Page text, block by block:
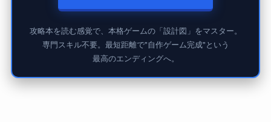
攻略本を読む感覚で、本格ゲームの「設計図」をマスター。
専門スキル不要。最短距離で"自作ゲーム完成"という
最高のエンディングへ。